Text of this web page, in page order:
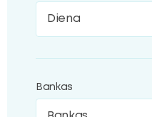
Bankas